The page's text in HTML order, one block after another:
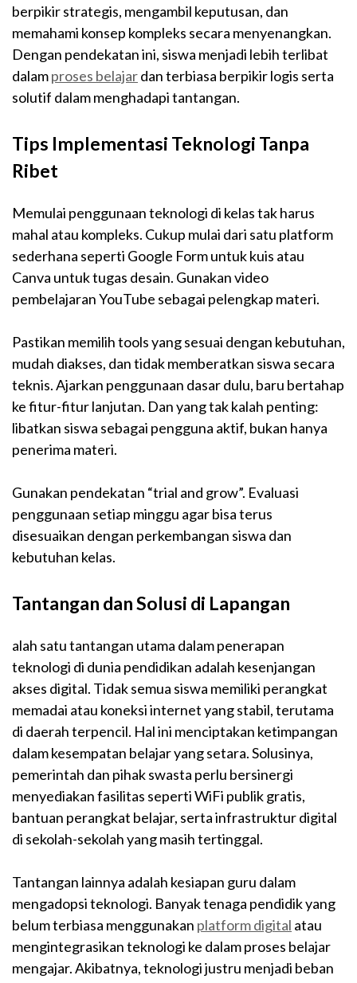
berpikir strategis, mengambil keputusan, dan
memahami konsep kompleks secara menyenangkan.
Dengan pendekatan ini, siswa menjadi lebih terlibat
dalamproses belajardan terbiasa berpikir logis serta
solutif dalam menghadapi tantangan.
Tips Implementasi Teknologi Tanpa
Ribet
Memulai penggunaan teknologi di kelas tak harus
mahal atau kompleks. Cukup mulai dari satu platform
sederhana seperti Google Form untuk kuis atau
Canva untuk tugas desain. Gunakan video
pembelajaran YouTube sebagai pelengkap materi.
Pastikan memilih tools yang sesuai dengan kebutuhan,
mudah diakses, dan tidak memberatkan siswa secara
teknis. Ajarkan penggunaan dasar dulu, baru bertahap
ke fitur-fitur lanjutan. Dan yang tak kalah penting:
libatkan siswa sebagai pengguna aktif, bukan hanya
penerima materi.
Gunakan pendekatan “trial and grow”. Evaluasi
penggunaan setiap minggu agar bisa terus
disesuaikan dengan perkembangan siswa dan
kebutuhan kelas.
Tantangan dan Solusi di Lapangan
alah satu tantangan utama dalam penerapan
teknologi di dunia pendidikan adalah kesenjangan
akses digital. Tidak semua siswa memiliki perangkat
memadai atau koneksi internet yang stabil, terutama
di daerah terpencil. Hal ini menciptakan ketimpangan
dalam kesempatan belajar yang setara. Solusinya,
pemerintah dan pihak swasta perlu bersinergi
menyediakan fasilitas seperti WiFi publik gratis,
bantuan perangkat belajar, serta infrastruktur digital
di sekolah-sekolah yang masih tertinggal.
Tantangan lainnya adalah kesiapan guru dalam
mengadopsi teknologi. Banyak tenaga pendidik yang
belum terbiasa menggunakan platform digital atau
mengintegrasikan teknologi ke dalam proses belajar
mengajar. Akibatnya, teknologi justru menjadi beban